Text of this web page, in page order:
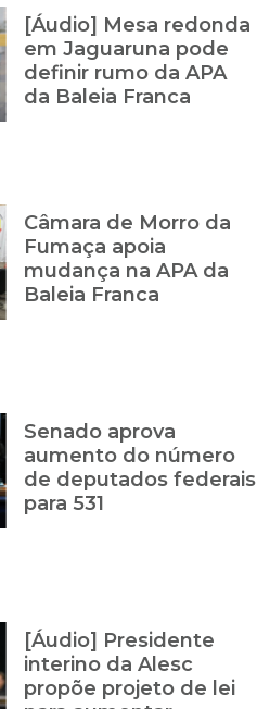
[Áudio] Mesa redonda
em Jaguaruna pode
definir rumo da APA
da Baleia Franca
Câmara de Morro da
Fumaça apoia
mudança na APA da
Baleia Franca
Senado aprova
aumento do número
de deputados federais
para 531
[Áudio] Presidente
interino da Alesc
propõe projeto de lei